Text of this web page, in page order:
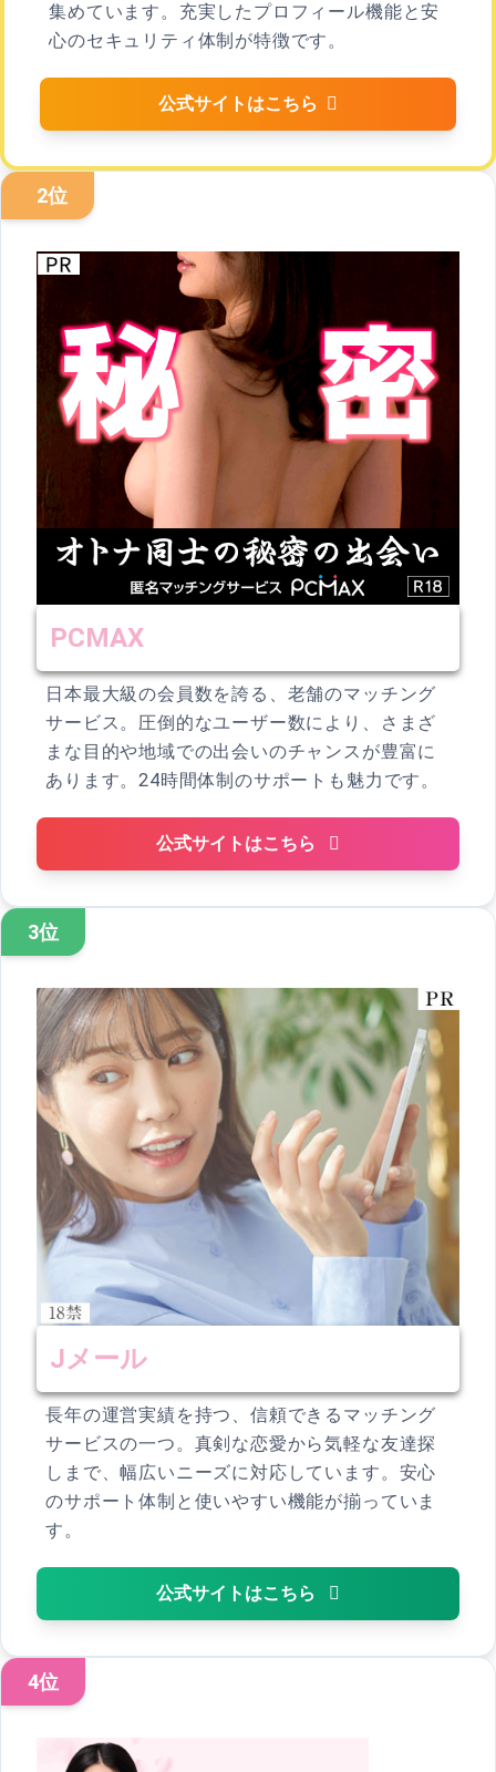
集めています。充実したプロフィール機能と安
心のセキュリティ体制が特徴です。
公式サイトはこちら
2位
PCMAX
日本最大級の会員数を誇る、老舗のマッチング
サービス。圧倒的なユーザー数により、さまざ
まな目的や地域での出会いのチャンスが豊富に
あります。24時間体制のサポートも魅力です。
公式サイトはこちら
3位
Jメール
長年の運営実績を持つ、信頼できるマッチング
サービスの一つ。真剣な恋愛から気軽な友達探
しまで、幅広いニーズに対応しています。安心
のサポート体制と使いやすい機能が揃っていま
す。
公式サイトはこちら
4位